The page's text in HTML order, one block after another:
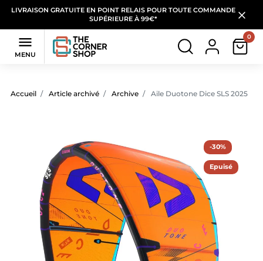
LIVRAISON GRATUITE EN POINT RELAIS POUR TOUTE COMMANDE
SUPÉRIEURE À 99€*

MENU
0
Accueil Article archivé Archive Aile Duotone Dice SLS 2025
-30%
Epuisé